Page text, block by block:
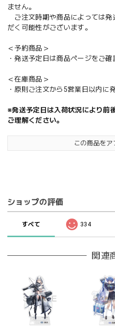
ません。
ご注文時期や商品によっては発
だく可能性がございます。
＜予約商品＞
・発送予定日は商品ページをご確
＜在庫商品＞
・原則ご注文から5営業日以内に
※発送予定日は入荷状況により前
ご理解ください。
この商品をア
ショップの評価
すべて 334
関連